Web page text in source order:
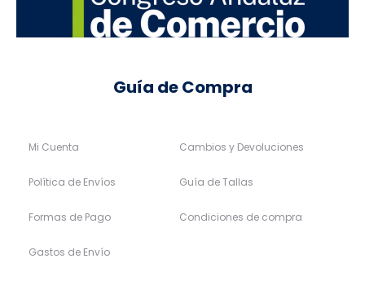
Guía de Compra
Mi Cuenta
Política de Envíos
Formas de Pago
Gastos de Envío
Cambios y Devoluciones
Guía de Tallas
Condiciones de compra